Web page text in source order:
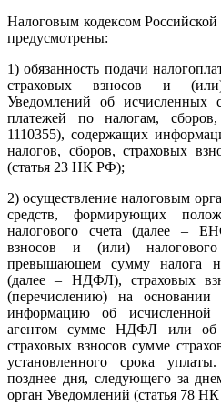
Налоговым кодексом
предусмотрены:
1) обязанность подачи
страховых взносов и
Уведомлений об исчисленных
платежей по налогам,
1110355), содержащих
налогов, сборов, страховых
(статья 23 НК РФ);
2) осуществление налоговым
средств, формирующих
налогового счета (далее –
взносов и (или)
превышающем сумму налога
(далее – НДФЛ), страховых
(перечислению) на основании
информацию об
агентом сумме НДФЛ или об
страховых взносов сумме
установленного срока
позднее дня, следующего за
орган Уведомлений (статья 78